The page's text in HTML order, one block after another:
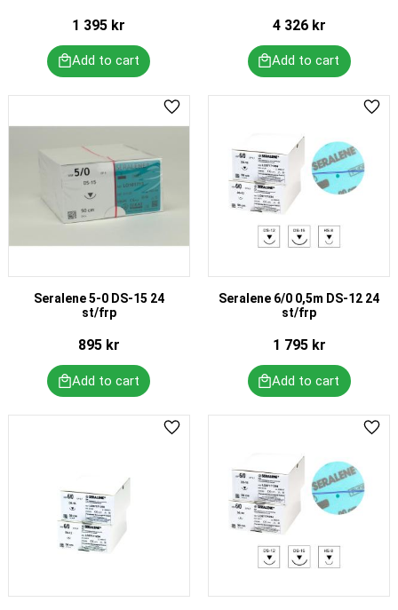
1 395 kr 4 326kr
Seralene 5-0 DS-15 24
st/frp
895kr
Add to favorites
Seralene 6/0 0,5m DS-12 24
st/frp
1 795kr
Add
Add to favorites Add